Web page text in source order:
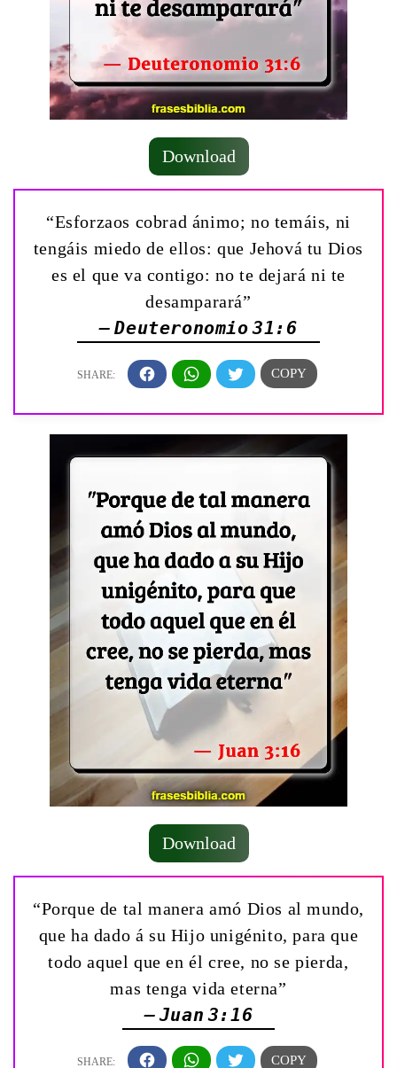
Download
“Esforzaos cobrad ánimo; no temáis, ni
tengáis miedo de ellos: que Jehová tu Dios
es el que va contigo: no te dejará ni te
desamparará”
— Deuteronomio 31:6
Download
“Porque de tal manera amó Dios al mundo,
que ha dado á su Hijo unigénito, para que
todo aquel que en él cree, no se pierda,
mas tenga vida eterna”
— Juan 3:16